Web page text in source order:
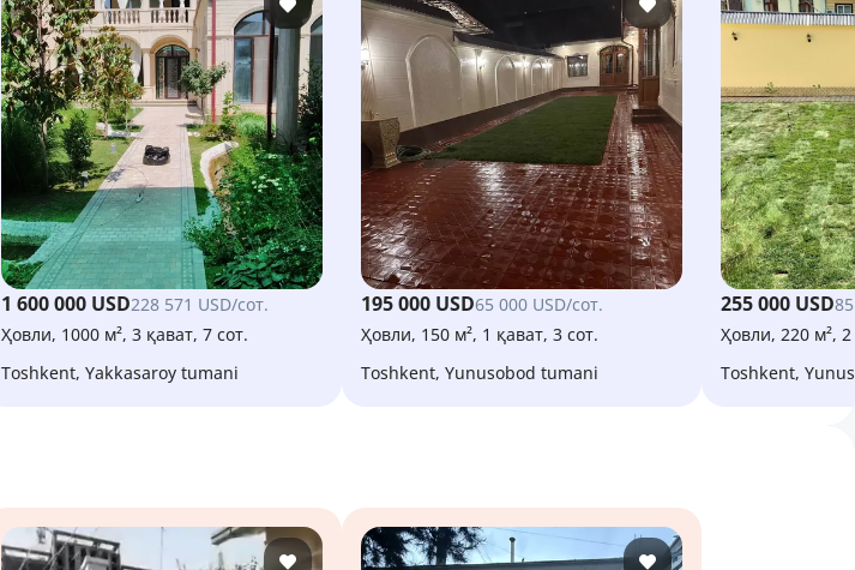
1 600 000 USD228 571 USD/сот.
Ҳовли, 1000 м², 3 қават, 7 сот.
Toshkent, Yakkasaroy tumani
195 000 USD65 000 USD/сот.
Ҳовли, 150 м², 1 қават, 3 сот.
Toshkent, Yunusobod tumani
255 000 USD
Ҳовли, 220 м², 2
Toshkent,